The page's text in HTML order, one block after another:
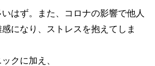
はず。また、コロナの影響で他人
になり、ストレスを抱えてしま
クに加え、